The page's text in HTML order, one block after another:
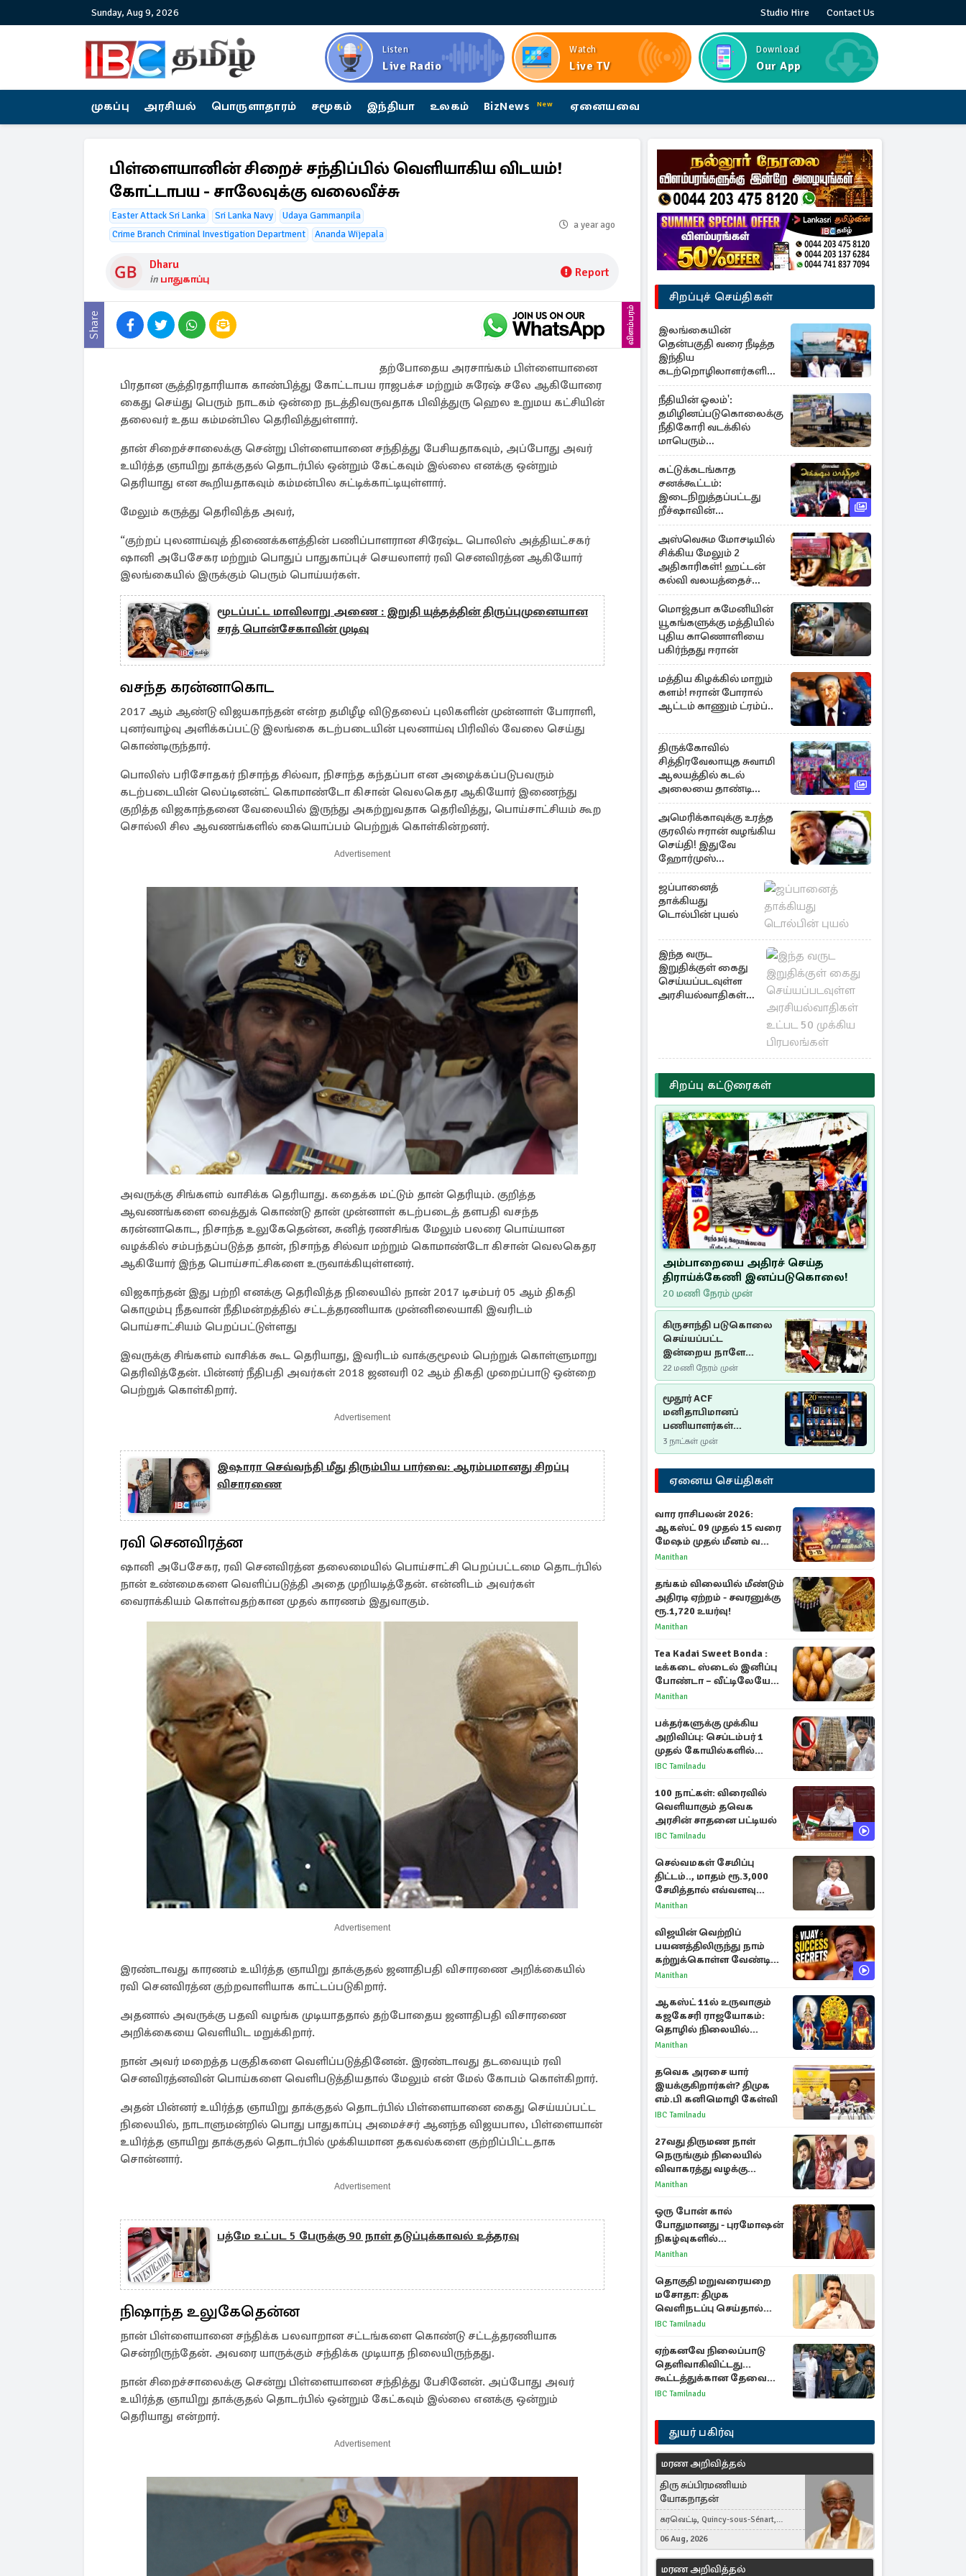
Sunday, Aug 9, 2026 Studio Hire Contact Us
Listen
Live Radio
Watch
Live TV
Download
Our App
முகப்பு அரசியல் பொருளாதாரம் சமூகம் இந்தியா உலகம் BizNews New ஏனையவை
பிள்ளையானின் சிறைச் சந்திப்பில் வெளியாகிய விடயம்!
கோட்டாபய - சாலேவுக்கு வலைவீச்சு
Easter Attack Sri Lanka Sri Lanka Navy
Udaya Gammanpila
Crime Branch Criminal Investigation Department
Ananda Wijepala
a year ago
Dharu
in பாதுகாப்பு Report
Share விளம்பரம்
தற்போதைய அரசாங்கம் பிள்ளையானை
பிரதான சூத்திரதாரியாக காண்பித்து கோட்டாபய ராஜபக்ச மற்றும் சுரேஷ் சலே ஆகியோரை
கைது செய்து பெரும் நாடகம் ஒன்றை நடத்திவருவதாக பிவித்துரு ஹெல உறுமய கட்சியின்
தலைவர் உதய கம்மன்பில தெரிவித்துள்ளார்.
தான் சிறைச்சாலைக்கு சென்று பிள்ளையானை சந்தித்து பேசியதாகவும், அப்போது அவர்
உயிர்த்த ஞாயிறு தாக்குதல் தொடர்பில் ஒன்றும் கேட்கவும் இல்லை எனக்கு ஒன்றும்
தெரியாது என கூறியதாகவும் கம்மன்பில சுட்டிக்காட்டியுள்ளார்.
மேலும் கருத்து தெரிவித்த அவர்,
“குற்றப் புலனாய்வுத் திணைக்களத்தின் பணிப்பாளரான சிரேஷ்ட பொலிஸ் அத்தியட்சகர்
ஷானி அபேசேகர மற்றும் பொதுப் பாதுகாப்புச் செயலாளர் ரவி செனவிரத்ன ஆகியோர்
இலங்கையில் இருக்கும் பெரும் பொய்யர்கள்.
மூடப்பட்ட மாவிலாறு அணை : இறுதி யுத்தத்தின் திருப்புமுனையான
சரத் பொன்சேகாவின் முடிவு
வசந்த கரன்னாகொட
2017 ஆம் ஆண்டு விஜயகாந்தன் என்ற தமிழீழ விடுதலைப் புலிகளின் முன்னாள் போராளி,
புனர்வாழ்வு அளிக்கப்பட்டு இலங்கை கடற்படையின் புலனாய்வு பிரிவில் வேலை செய்து
கொண்டிருந்தார்.
பொலிஸ் பரிசோதகர் நிசாந்த சில்வா, நிசாந்த கந்தப்பா என அழைக்கப்படுபவரும்
கடற்படையின் லெப்டினன்ட் கொமாண்டோ கிசான் வெலகெதர ஆகியோர் இணைந்து
குறித்த விஜகாந்தனை வேலையில் இருந்து அகற்றுவதாக தெரிவித்து, பொய்சாட்சியம் கூற
சொல்லி சில ஆவணங்களில் கையொப்பம் பெற்றுக் கொள்கின்றனர்.
Advertisement
அவருக்கு சிங்களம் வாசிக்க தெரியாது. கதைக்க மட்டும் தான் தெரியும். குறித்த
ஆவணங்களை வைத்துக் கொண்டு தான் முன்னாள் கடற்படைத் தளபதி வசந்த
கரன்னாகொட, நிசாந்த உலுகேதென்ன, சுனித் ரணசிங்க மேலும் பலரை பொய்யான
வழக்கில் சம்பந்தப்படுத்த தான், நிசாந்த சில்வா மற்றும் கொமாண்டோ கிசான் வெலகெதர
ஆகியோர் இந்த பொய்சாட்சிகளை உருவாக்கியுள்ளனர்.
விஜகாந்தன் இது பற்றி எனக்கு தெரிவித்த நிலையில் நான் 2017 டிசம்பர் 05 ஆம் திகதி
கொழும்பு நீதவான் நீதிமன்றத்தில் சட்டத்தரணியாக முன்னிலையாகி இவரிடம்
பொய்சாட்சியம் பெறப்பட்டுள்ளது
இவருக்கு சிங்களம் வாசிக்க கூட தெரியாது, இவரிடம் வாக்குமூலம் பெற்றுக் கொள்ளுமாறு
தெரிவித்தேன். பின்னர் நீதிபதி அவர்கள் 2018 ஜனவரி 02 ஆம் திகதி முறைப்பாடு ஒன்றை
பெற்றுக் கொள்கிறார்.
Advertisement
இஷாரா செவ்வந்தி மீது திரும்பிய பார்வை: ஆரம்பமானது சிறப்பு
விசாரணை
ரவி செனவிரத்ன
ஷானி அபேசேகர, ரவி செனவிரத்ன தலைமையில் பொய்சாட்சி பெறப்பட்டமை தொடர்பில்
நான் உண்மைகளை வெளிப்படுத்தி அதை முறியடித்தேன். என்னிடம் அவர்கள்
வைராக்கியம் கொள்வதற்கான முதல் காரணம் இதுவாகும்.
Advertisement
இரண்டாவது காரணம் உயிர்த்த ஞாயிறு தாக்குதல் ஜனாதிபதி விசாரணை அறிக்கையில்
ரவி செனவிரத்ன குற்றவாளியாக காட்டப்படுகிறார்.
அதனால் அவருக்கு பதவி வழங்க முடியாததால் தற்போதைய ஜனாதிபதி விசாரணை
அறிக்கையை வெளியிட மறுக்கிறார்.
நான் அவர் மறைத்த பகுதிகளை வெளிப்படுத்தினேன். இரண்டாவது தடவையும் ரவி
செனவிரத்னவின் பொய்களை வெளிபடுத்தியதால் மேலும் என் மேல் கோபம் கொள்கிறார்.
அதன் பின்னர் உயிர்த்த ஞாயிறு தாக்குதல் தொடர்பில் பிள்ளையானை கைது செய்யப்பட்ட
நிலையில், நாடாளுமன்றில் பொது பாதுகாப்பு அமைச்சர் ஆனந்த விஜயபால, பிள்ளையான்
உயிர்த்த ஞாயிறு தாக்குதல் தொடர்பில் முக்கியமான தகவல்களை குற்றிப்பிட்டதாக
சொன்னார்.
Advertisement
பத்மே உட்பட 5 பேருக்கு 90 நாள் தடுப்புக்காவல் உத்தரவு
நிஷாந்த உலுகேதென்ன
நான் பிள்ளையானை சந்திக்க பலவாறான சட்டங்களை கொண்டு சட்டத்தரணியாக
சென்றிருந்தேன். அவரை யாருக்கும் சந்திக்க முடியாத நிலையிருந்தது.
நான் சிறைச்சாலைக்கு சென்று பிள்ளையானை சந்தித்து பேசினேன். அப்போது அவர்
உயிர்த்த ஞாயிறு தாக்குதல் தொடர்பில் ஒன்றும் கேட்கவும் இல்லை எனக்கு ஒன்றும்
தெரியாது என்றார்.
Advertisement
சிறப்புச் செய்திகள்
இலங்கையின்
தென்பகுதி வரை நீடித்த
இந்திய
கடற்றொழிலாளர்களின்
ஊடுருவல்
நீதியின் ஓலம்':
தமிழினப்படுகொலைக்கு
நீதிகோரி வடக்கில்
மாபெரும்
கவனயீர்ப்புப்போராட்டம்
கட்டுக்கடங்காத
சனக்கூட்டம்:
இடைநிறுத்தப்பட்டது
றீச்ஷாவின்
உணவுத்திருவிழா!
அஸ்வெசும மோசடியில்
சிக்கிய மேலும் 2
அதிகாரிகள்! ஹட்டன்
கல்வி வலயத்தைச்
சேர்ந்த 6 ஆசிரியர்கள்
குறித்து விசாரணை
மொஜ்தபா கமேனியின்
யூகங்களுக்கு மத்தியில்
புதிய காணொளியை
பகிர்ந்தது ஈரான்
மத்திய கிழக்கில் மாறும்
களம்! ஈரான் போரால்
ஆட்டம் காணும் ட்ரம்ப்..
திருக்கோவில்
சித்திரவேலாயுத சுவாமி
ஆலயத்தில் கடல்
அலையை தாண்டி
ஒலித்த மாணவர்களின்
கால் சலங்கை ஓசை
அமெரிக்காவுக்கு உரத்த
குரலில் ஈரான் வழங்கிய
செய்தி! இதுவே
ஹோர்முஸ்
திறப்புக்கான நிபந்தனை
ஜப்பானைத்
தாக்கியது
டொல்பின் புயல்
இந்த வருட
இறுதிக்குள் கைது
செய்யப்படவுள்ள
அரசியல்வாதிகள்
சிறப்பு கட்டுரைகள்
அம்பாறையை அதிரச் செய்த
திராய்க்கேணி இனப்படுகொலை!
20 மணி நேரம் முன்
கிருசாந்தி படுகொலை
செய்யப்பட்ட
இன்றைய நாளே
செம்மணி
இனப்படுகொலை
தினம்…!
22 மணி நேரம் முன்
மூதூர் ACF
மனிதாபிமானப்
பணியாளர்கள்
படுகொலை (2006): 20
ஆண்டுகளாகியும் நீதி
மறுக்கப்பட்ட
மனிதாபிமானப்
பேரவலம்
3 நாட்கள் முன்
ஏனைய செய்திகள்
வார ராசிபலன் 2026:
ஆகஸ்ட் 09 முதல் 15 வரை
மேஷம் முதல் மீனம் வரை
முழு பலன்கள்
Manithan
தங்கம் விலையில் மீண்டும்
அதிரடி ஏற்றம் - சவரனுக்கு
ரூ.1,720 உயர்வு!
Manithan
Tea Kadai Sweet Bonda :
டீக்கடை ஸ்டைல் இனிப்பு
போண்டா – வீட்டிலேயே
செய்வது எப்படி?
Manithan
பக்தர்களுக்கு முக்கிய
அறிவிப்பு: செப்டம்பர் 1
முதல் கோயில்களில்
மொபைலுக்கு தடை!
IBC Tamilnadu
100 நாட்கள்: விரைவில்
வெளியாகும் தவெக
அரசின் சாதனை பட்டியல்
IBC Tamilnadu
செல்வமகள் சேமிப்பு
திட்டம்.., மாதம் ரூ.3,000
சேமித்தால் எவ்வளவு
கிடைக்கும்?
Manithan
விஜயின் வெற்றிப்
பயணத்திலிருந்து நாம்
கற்றுக்கொள்ள வேண்டிய
முக்கிய 3 விடயங்கள்!
Manithan
ஆகஸ்ட் 11ல் உருவாகும்
கஜகேசரி ராஜயோகம்:
தொழில் நிலையில்
அதிர்ஷ்டம் பெறும் 3
Manithan
தவெக அரசை யார்
இயக்குகிறார்கள்? திமுக
எம்.பி கனிமொழி கேள்வி
IBC Tamilnadu
27வது திருமண நாள்
நெருங்கும் நிலையில்
விவாகரத்து வழக்கு
வாபஸ்! விஜய்யுடன்
Manithan
ஒரு போன் கால்
போதுமானது - புரமோஷன்
நிகழ்வுகளில்
பங்கேற்காதது குறித்து
Manithan
தொகுதி மறுவரையறை
மசோதா: திமுக
வெளிநடப்பு செய்தால்
ஆதரவாகவே கருதப்படும்
IBC Tamilnadu
ஏற்கனவே நிலைப்பாடு
தெளிவாகிவிட்டது...
கூட்டத்துக்கான தேவை
என்ன? - கனிமொழி
IBC Tamilnadu
துயர் பகிர்வு
மரண அறிவித்தல்
திரு சுப்பிரமணியம்
யோகநாதன்
கரவெட்டி, Quincy-sous-Sénart,
France
06 Aug, 2026
மரண அறிவித்தல்